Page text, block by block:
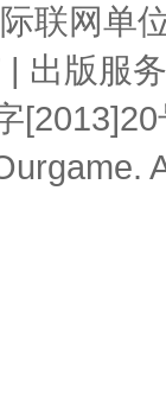
联网单
出版服